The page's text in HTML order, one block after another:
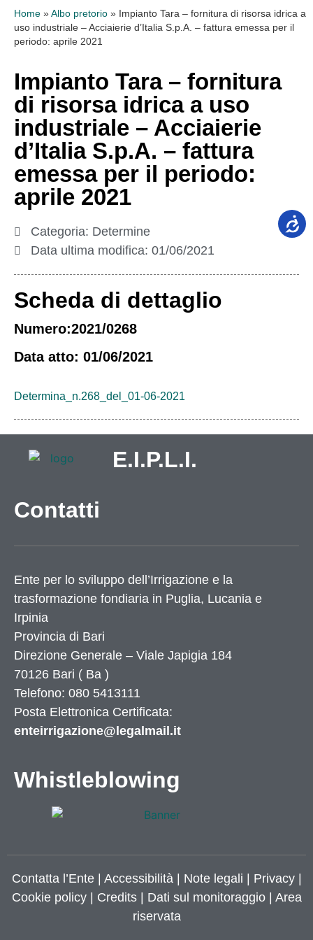
Home » Albo pretorio » Impianto Tara – fornitura di risorsa idrica a
uso industriale – Acciaierie d’Italia S.p.A. – fattura emessa per il
periodo: aprile 2021
Impianto Tara – fornitura
di risorsa idrica a uso
industriale – Acciaierie
d’Italia S.p.A. – fattura
emessa per il periodo:
aprile 2021
Categoria: Determine
Data ultima modifica: 01/06/2021
Scheda di dettaglio
Numero:2021/0268
Data atto: 01/06/2021
Determina_n.268_del_01-06-2021
E.I.P.L.I.
Contatti
Ente per lo sviluppo dell’Irrigazione e la
trasformazione fondiaria in Puglia, Lucania e
Irpinia
Provincia di Bari
Direzione Generale – Viale Japigia 184
70126 Bari ( Ba )
Telefono: 080 5413111
Posta Elettronica Certificata:
enteirrigazione@legalmail.it
Whistleblowing
Contatta l’Ente| Accessibilità | Note legali | Privacy|
Cookie policy| Credits| Dati sul monitoraggio | Area
riservata